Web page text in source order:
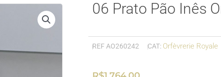
06 Prato Pão Inês
REF AO260242 CAT: Orfèvrerie Royale